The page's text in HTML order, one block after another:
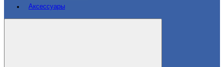
Аксессуары